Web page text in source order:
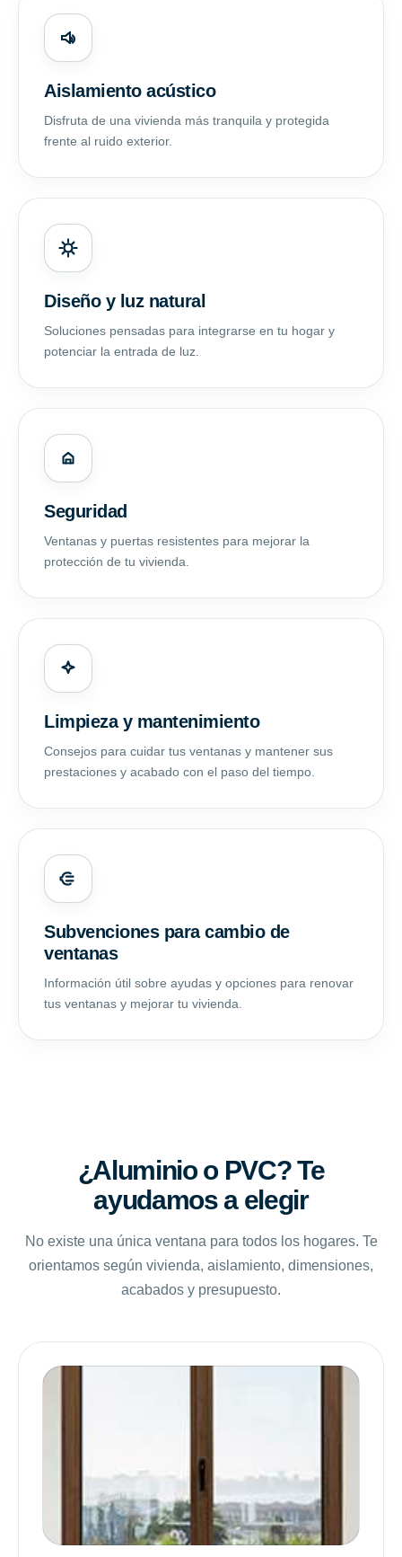
Aislamiento acústico
Disfruta de una vivienda más tranquila y protegida
frente al ruido exterior.
Diseño y luz natural
Soluciones pensadas para integrarse en tu hogar y
potenciar la entrada de luz.
Seguridad
Ventanas y puertas resistentes para mejorar la
protección de tu vivienda.
Limpieza y mantenimiento
Consejos para cuidar tus ventanas y mantener sus
prestaciones y acabado con el paso del tiempo.
Subvenciones para cambio de
ventanas
Información útil sobre ayudas y opciones para renovar
tus ventanas y mejorar tu vivienda.
¿Aluminio o PVC? Te
ayudamos a elegir
No existe una única ventana para todos los hogares. Te
orientamos según vivienda, aislamiento, dimensiones,
acabados y presupuesto.